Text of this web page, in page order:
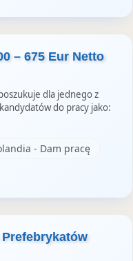
– 675 Eur Netto
dla jednego z
do pracy jako:
- Dam pracę